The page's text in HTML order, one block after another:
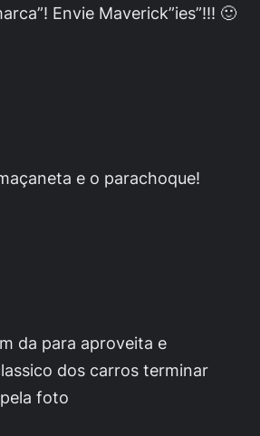
Envie Maverick”ies”!!! 🙂
e o parachoque!
da para aproveita e
dos carros terminar
foto